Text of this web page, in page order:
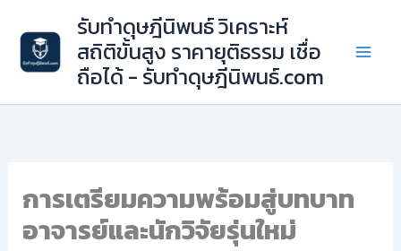
content
รับทำดุษฎีนิพนธ์ วิเคราะห์
สถิติขั้นสูง ราคายุติธรรม เชื่อ
ถือได้ - รับทำดุษฎีนิพนธ์.com
การเตรียมความพร้อมสู่บทบาท
อาจารย์และนักวิจัยรุ่นใหม่